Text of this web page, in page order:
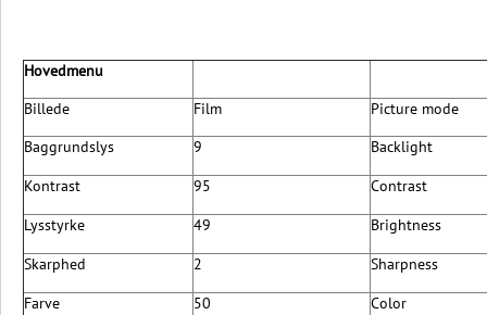
Hovedmenu
Billede
Film
Picture mode
Baggrundslys
9
Backlight
Kontrast
95
Contrast
Lysstyrke
49
Brightness
Skarphed
2
Sharpness
Farve
50
Color